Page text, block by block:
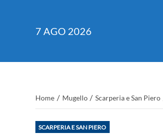
7 AGO 2026
Home / Mugello / Scarperia e San Piero
SCARPERIA E SAN PIERO